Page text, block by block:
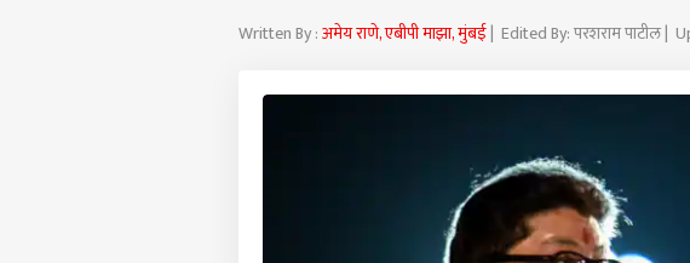
Written By :अमेय राणे, एबीपी माझा, मुंबई| Edited By: परशराम पाटील |